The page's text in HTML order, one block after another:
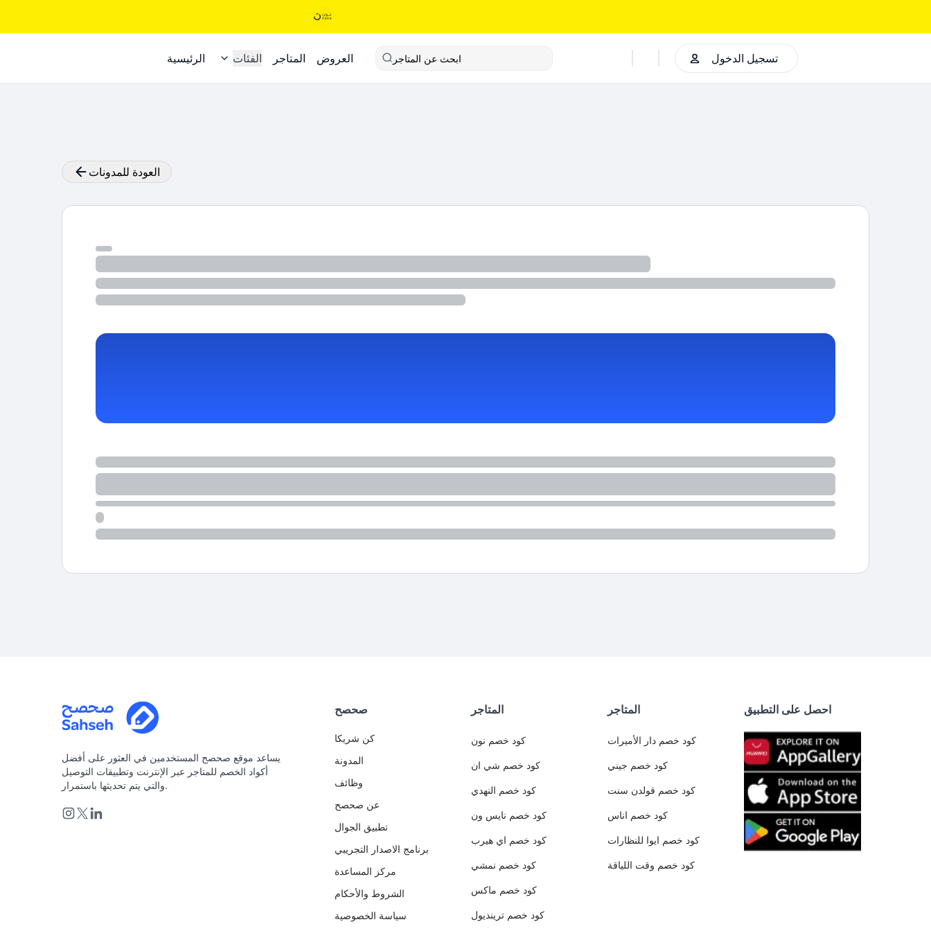
الرئيسية الفئات المتاجر العروض ابحث عن المتاجر تسجيل الدخول
العودة للمدونات
يساعد موقع صحصح المستخدمين في العثور على أفضل
أكواد الخصم للمتاجر عبر الإنترنت وتطبيقات التوصيل
والتي يتم تحديثها باستمرار.
صحصح
كن شريكا
المدونة
وظائف
عن صحصح
تطبيق الجوال
برنامج الاصدار التجريبي
مركز المساعدة
الشروط والأحكام
سياسة الخصوصية
المتاجر
كود خصم نون
كود خصم شي ان
كود خصم النهدي
كود خصم نايس ون
كود خصم اي هيرب
كود خصم نمشي
كود خصم ماكس
كود خصم ترينديول
المتاجر
كود خصم دار الأميرات
كود خصم جيني
كود خصم قولدن سنت
كود خصم اناس
كود خصم ايوا للنظارات
كود خصم وقت اللياقة
احصل على التطبيق